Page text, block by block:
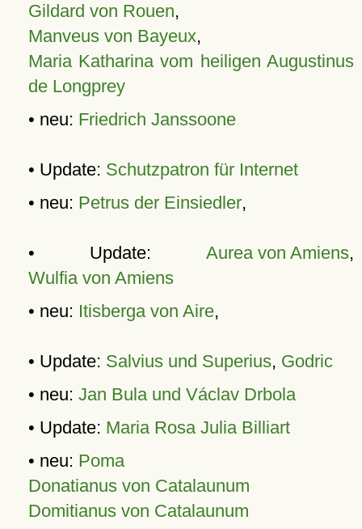
Gildard von Rouen,
Manveus von Bayeux,
Maria Katharina vom heiligen Augustinus
de Longprey
• neu: Friedrich Janssoone
• Update: Schutzpatron für Internet
• neu: Petrus der Einsiedler,
• Update: Aurea von Amiens,
Wulfia von Amiens
• neu: Itisberga von Aire,
• Update: Salvius und Superius, Godric
• neu: Jan Bula und Václav Drbola
• Update: Maria Rosa Julia Billiart
• neu: Poma
Donatianus von Catalaunum
Domitianus von Catalaunum